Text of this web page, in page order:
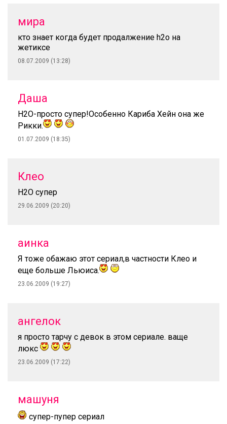
мира
кто знает когда будет продалжение h2o на
жетиксе
08.07.2009 (13:28)
Даша
Н2О-просто супер!Особенно Кариба Хейн она же
Рикки.
01.07.2009 (18:35)
Клео
Н2О супер
29.06.2009 (20:20)
аинка
Я тоже обажаю этот сериал,в частности Клео и
еще больше Льюиса.
23.06.2009 (19:27)
ангелок
я просто тарчу с девок в этом сериале. ваще
люкс
23.06.2009 (17:22)
машуня
супер-пупер сериал